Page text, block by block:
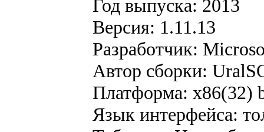
Год выпуска: 2013
Версия: 1.11.13
Разработчик:
Автор сборки:
Платформа: x86(32)
Язык интерфейса: